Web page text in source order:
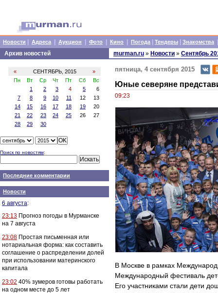
Новости Адреса Аукцион Фото Кино Погода Тендеры Знакомства
Архив новостей
« СЕНТЯБРЬ, 2015
»
Пн
Вт Ср Чт Пт Сб
Вс
1
2 3 4 5
6
7
8 9 10 11 12
13
14
15 16 17 18 19
20
21
22 23 24 25 26
27
28
29 30
Поиск по новостям:
Последние комментарии
Новости
6 августа:
23:13 Прогноз погоды в Мурманске
на 7 августа
23:08 Простая письменная или
нотариальная форма: как составить
соглашение о распределении долей
при использовании материнского
капитала
23:02 40% зумеров готовы работать
на одном месте до 5 лет
murman.ru » Новости » Сентябрь
пятница, 4 сентября 2015
Юные северяне
09:23
В Москве в рамках
Международный фестиваль
Его участниками стали дети